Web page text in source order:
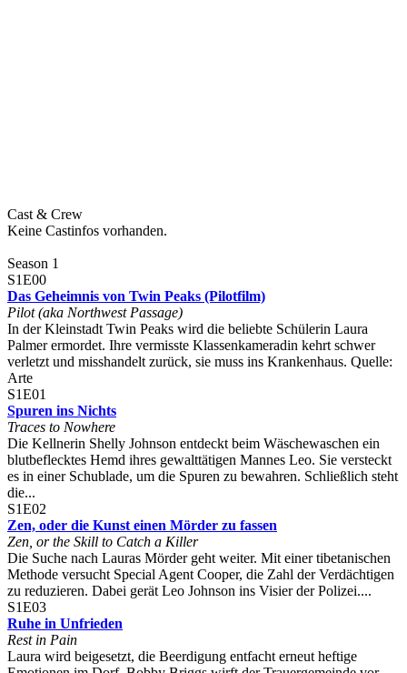
Cast & Crew
Keine Castinfos vorhanden.
Season 1
S1E00
Das Geheimnis von Twin Peaks (Pilotfilm)
Pilot (aka Northwest Passage)
In der Kleinstadt Twin Peaks wird die beliebte Schülerin Laura
Palmer ermordet. Ihre vermisste Klassenkameradin kehrt schwer
verletzt und misshandelt zurück, sie muss ins Krankenhaus. Quelle:
Arte
S1E01
Spuren ins Nichts
Traces to Nowhere
Die Kellnerin Shelly Johnson entdeckt beim Wäschewaschen ein
blutbeflecktes Hemd ihres gewalttätigen Mannes Leo. Sie versteckt
es in einer Schublade, um die Spuren zu bewahren. Schließlich steht
die...
S1E02
Zen, oder die Kunst einen Mörder zu fassen
Zen, or the Skill to Catch a Killer
Die Suche nach Lauras Mörder geht weiter. Mit einer tibetanischen
Methode versucht Special Agent Cooper, die Zahl der Verdächtigen
zu reduzieren. Dabei gerät Leo Johnson ins Visier der Polizei....
S1E03
Ruhe in Unfrieden
Rest in Pain
Laura wird beigesetzt, die Beerdigung entfacht erneut heftige